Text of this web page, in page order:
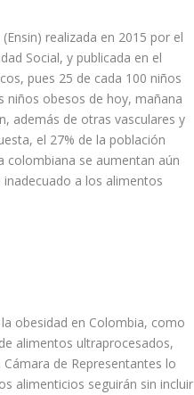
realizada en 2015 por el
Social, y publicada en el
pues 25 de cada 100 niños
niños obesos de hoy, mañana
además de otras vasculares y
el 27% de la población
colombiana se aumentan aún
a los alimentos
obesidad en Colombia, como
alimentos ultraprocesados,
de Representantes lo
alimenticios seguirán sin incluir